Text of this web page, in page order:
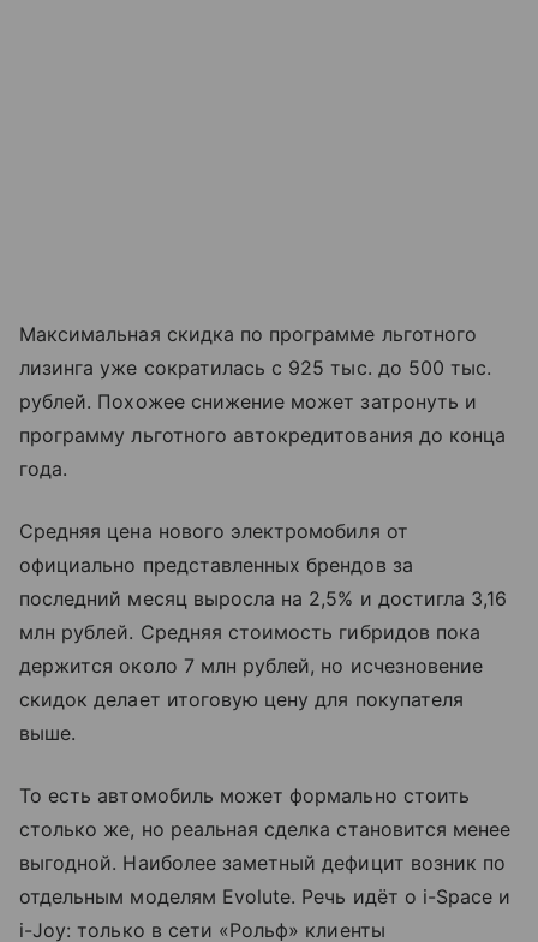
Максимальная скидка по программе льготного
лизинга уже сократилась с 925 тыс. до 500 тыс.
рублей. Похожее снижение может затронуть и
программу льготного автокредитования до конца
года.
Средняя цена нового электромобиля от
официально представленных брендов за
последний месяц выросла на 2,5% и достигла 3,16
млн рублей. Средняя стоимость гибридов пока
держится около 7 млн рублей, но исчезновение
скидок делает итоговую цену для покупателя
выше.
То есть автомобиль может формально стоить
столько же, но реальная сделка становится менее
выгодной. Наиболее заметный дефицит возник по
отдельным моделям Evolute. Речь идёт о i-Space и
i-Joy: только в сети «Рольф» клиенты